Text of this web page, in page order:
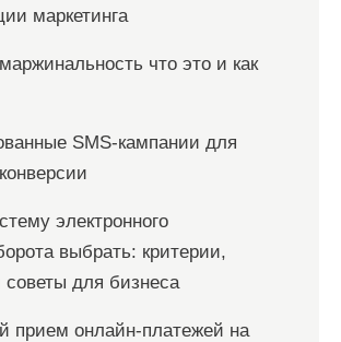
маркетинга
что это и как
SMS-кампании для
электронного
выбрать: критерии,
советы для бизнеса
прием онлайн-платежей на